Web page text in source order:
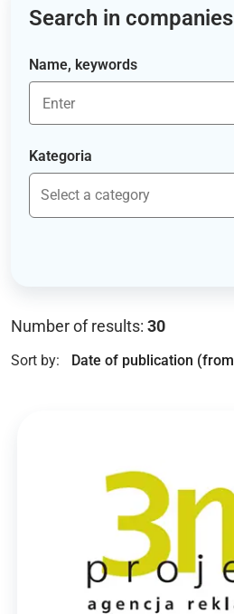
Search in companies
Name, keywords
Kategoria
Number of results: 30
Sort by: